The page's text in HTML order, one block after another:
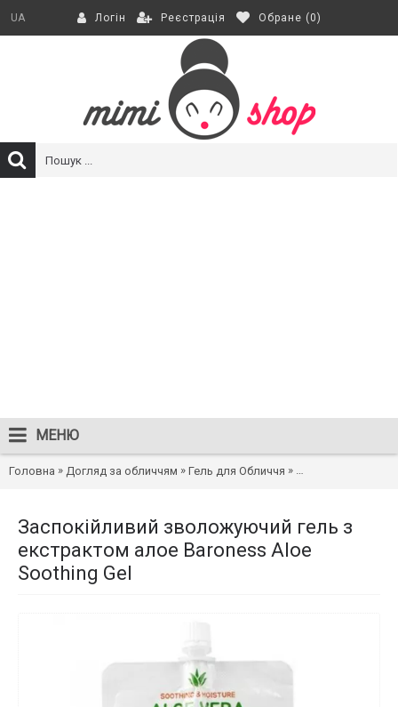
UA Логін Реєстрація Обране (0)
МЕНЮ
Головна » Догляд за обличчям » Гель для Обличчя » Заспокійливий
Заспокійливий зволожуючий гель з
екстрактом алое Baroness Aloe
Soothing Gel